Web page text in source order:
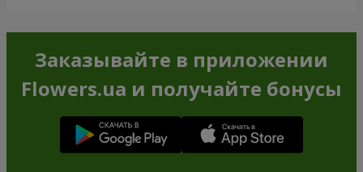
Заказывайте в приложении
Flowers.ua и получайте бонусы